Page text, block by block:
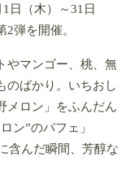
日（木）～31日
2弾を開催。
やマンゴー、桃、無
のばかり。いちおし
メロン」をふんだん
ン”のパフェ」
含んだ瞬間、芳醇な